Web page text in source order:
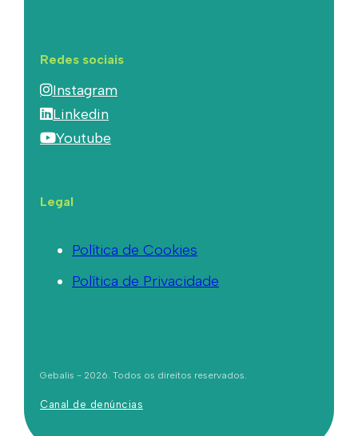
Redes sociais
Instagram
Linkedin
Youtube
Legal
Política de Cookies
Política de Privacidade
Gebalis - 2026. Todos os direitos reservados.
Canal de denúncias